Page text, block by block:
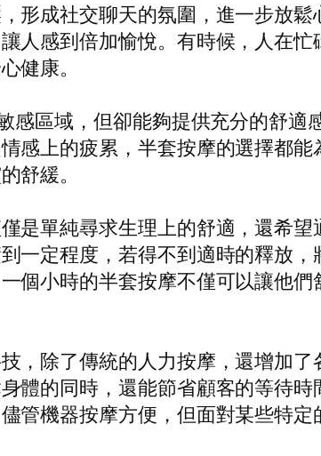
形成社交聊天的氛圍，進一步放
人感到倍加愉悅。有時候，人在
健康。
感區域，但卻能夠提供充分的舒
感上的疲累，半套按摩的選擇都
舒緩。
是單純尋求生理上的舒適，還希
一定程度，若得不到適時的釋放
個小時的半套按摩不僅可以讓他
，除了傳統的人力按摩，還增加
體的同時，還能節省顧客的等待
管機器按摩方便，但面對某些特